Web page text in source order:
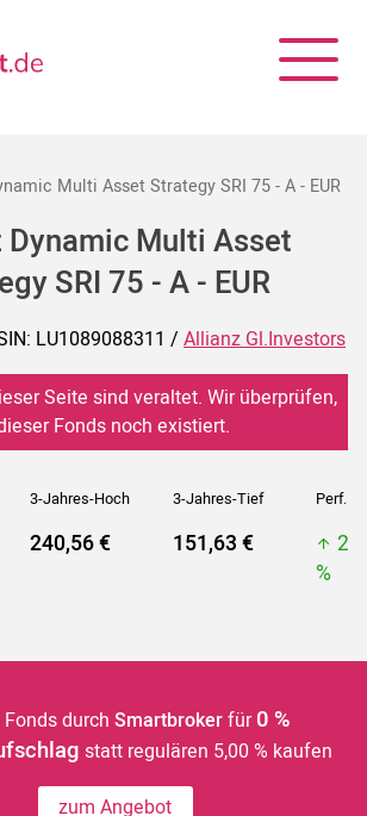
Multi Asset Strategy SRI 75 - A - EUR
Multi Asset
SRI 75 - A - EUR
LU1089088311 / Allianz Gl.Investors
Seite sind veraltet. Wir überprüfen,
Fonds noch existiert.
3-Jahres-Hoch 3-Jahres-Tief Perf. 5J
240,56 € 151,63 €
%
durch Smartbrokerfür 0 %
statt regulären 5,00 % kaufen
zum Angebot